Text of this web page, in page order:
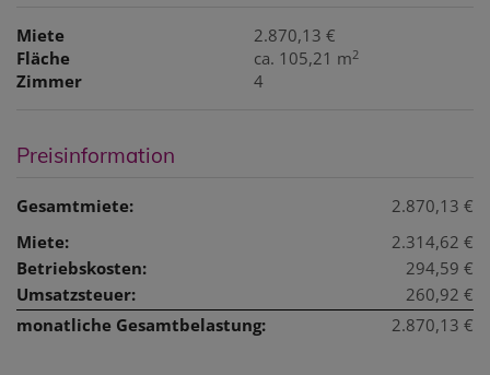
Miete
2.870,13 €
Fläche
ca. 105,21 m2
Zimmer 4
Preisinformation
Gesamtmiete:
2.870,13 €
Miete:
2.314,62 €
Betriebskosten:
294,59 €
Umsatzsteuer:
260,92 €
monatliche Gesamtbelastung:
2.870,13 €